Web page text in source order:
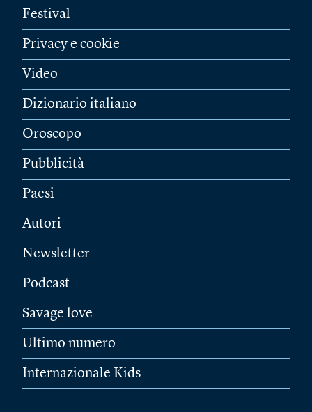
Festival
Privacy e cookie
Video
Dizionario italiano
Oroscopo
Pubblicità
Paesi
Autori
Newsletter
Podcast
Savage love
Ultimo numero
Internazionale Kids